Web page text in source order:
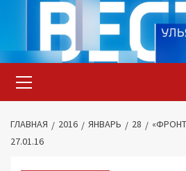
содержимому
меню
ГЛАВНАЯ 2016 ЯНВАРЬ 28
27.01.16